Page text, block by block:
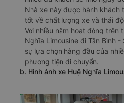
Nhà xe này được hành khách
tốt về chất lượng xe và thái
Với nhiều năm hoạt động trên
Nghĩa Limousine đi Tân Bình -
sự lựa chọn hàng đầu của
phương tiện di chuyển.
b. Hình ảnh xe Huệ Nghĩa